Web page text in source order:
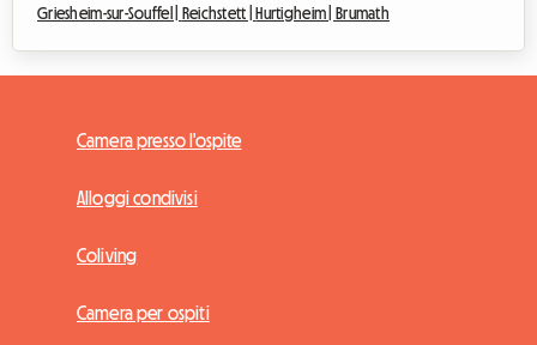
Griesheim-sur-Souffel |
Reichstett | Hurtigheim | Brumath
Camera presso l'ospite
Alloggi condivisi
Coliving
Camera per ospiti